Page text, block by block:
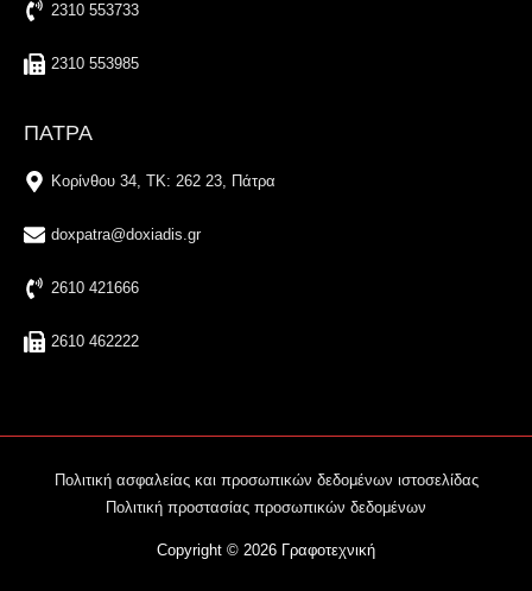
2310 553733
2310 553985
ΠΑΤΡΑ
Κορίνθου 34, TK: 262 23, Πάτρα
doxpatra@doxiadis.gr
2610 421666
2610 462222
Πολιτική ασφαλείας και προσωπικών δεδομένων ιστοσελίδας
Πολιτική προστασίας προσωπικών δεδομένων
Copyright © 2026 Γραφοτεχνική